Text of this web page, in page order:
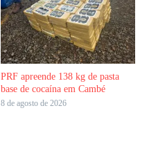
PRF apreende 138 kg de pasta
base de cocaína em Cambé
8 de agosto de 2026